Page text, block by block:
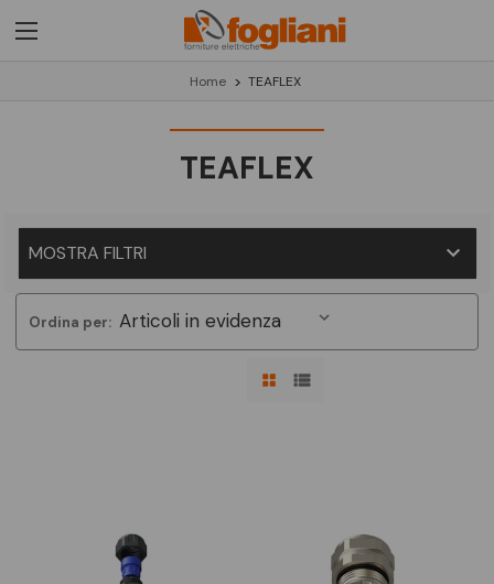
Home TEAFLEX
TEAFLEX
MOSTRA FILTRI
Ordina per: